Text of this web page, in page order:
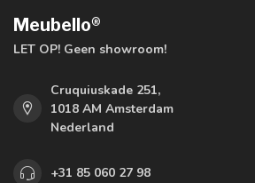
Meubello®
LET OP! Geen showroom!
Cruquiuskade 251,
1018 AM Amsterdam
Nederland
+31 85 060 27 98